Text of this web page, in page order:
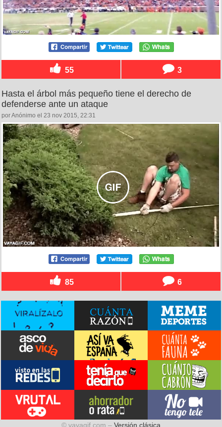
55 3
Hasta el árbol más pequeño tiene el derecho de
defenderse ante un ataque
por Anónimo el 23 nov 2015, 22:31
85 6
© vayagif.com – Versión clásica